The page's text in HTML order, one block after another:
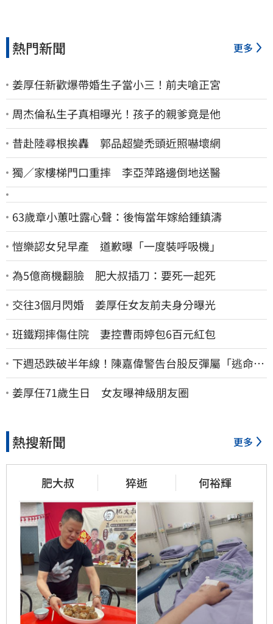
熱門新聞 更多
姜厚任新歡爆帶婚生子當小三！前夫嗆正宮
周杰倫私生子真相曝光！孩子的親爹竟是他
昔赴陸尋根挨轟 郭品超變禿頭近照嚇壞網
獨／家樓梯門口重摔 李亞萍路邊倒地送醫
63歲章小蕙吐露心聲：後悔當年嫁給鍾鎮濤
愷樂認女兒早產 道歉曝「一度裝呼吸機」
為5億商機翻臉 肥大叔插刀：要死一起死
交往3個月閃婚 姜厚任女友前夫身分曝光
班鐵翔摔傷住院 妻控曹雨婷包6百元紅包
下週恐跌破半年線！陳嘉偉警告台股反彈屬「逃命
波」：空頭大屠殺剛開始
姜厚任71歲生日 女友曝神級朋友圈
熱搜新聞 更多
肥大叔 猝逝 何裕輝